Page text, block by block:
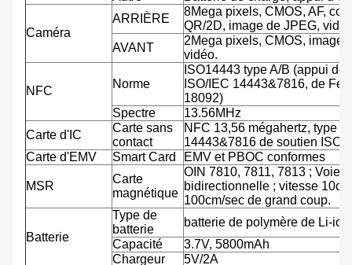
Caméra
ARRIÈRE
8Mega pixels, CMOS, AF,
QR/2D, image de JPEG,
AVANT
2Mega pixels, CMOS, image
vidéo.
NFC
Norme
ISO14443 type A/B (appui de
ISO/IEC 14443&7816, de
18092)
Spectre
13.56MHz
Carte d'IC
Carte sans
contact
NFC 13,56 mégahertz, type
14443&7816 de soutien ISO/
Carte d'EMV
Smart Card EMV et PBOC conformes
MSR
Carte
magnétique
OIN 7810, 7811, 7813 ; Voie
bidirectionnelle ; vitesse
100cm/sec de grand coup.
Batterie
Type de
batterie
batterie de polymère de Li-ion
Capacité
3.7V, 5800mAh
Chargeur
5V/2A